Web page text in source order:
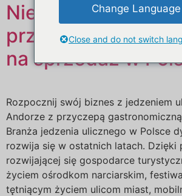
Niestandardowa
przyczepa
na sprzedaż w
Rozpocznij swój biznes z jedzeniem
Andorze z przyczepą
Branża jedzenia ulicznego w Polsce
rozwija się w ostatnich latach. Dzięki
rozwijającej się gospodarce
życiem ośrodkom narciarskim,
tętniącym życiem ulicom miast,
Change Language
Close and do not switch